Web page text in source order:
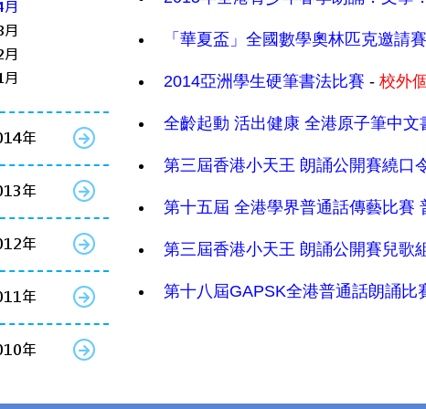
月
月
月
月
年
年
年
年
年
「華夏盃」全國數學奧林匹克邀請
2014亞洲學生硬筆書法比賽 - 校外
全齡起動 活出健康 全港原子筆中文
第三屆香港小天王 朗誦公開賽繞口
第十五屆 全港學界普通話傳藝比賽
第三屆香港小天王 朗誦公開賽兒歌
第十八屆GAPSK全港普通話朗誦比